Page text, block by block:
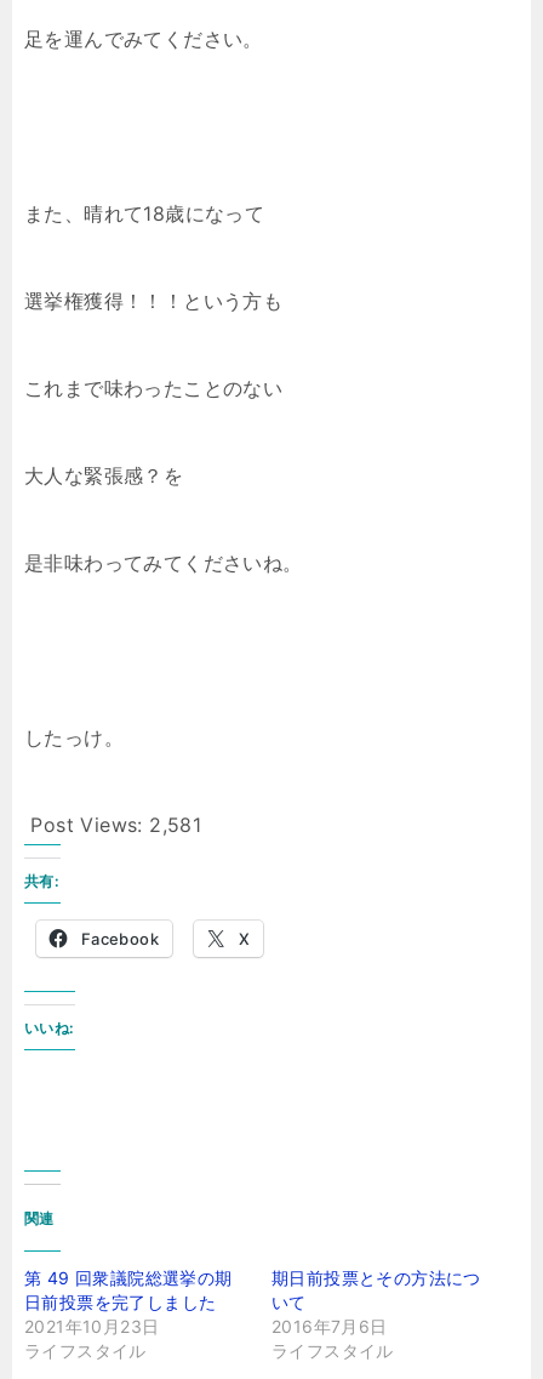
足を運んでみてください。
また、晴れて18歳になって
選挙権獲得！！！という方も
これまで味わったことのない
大人な緊張感？を
是非味わってみてくださいね。
したっけ。
Post Views: 2,581
共有:
Facebook X
いいね:
関連
第 49 回衆議院総選挙の期
日前投票を完了しました
2021年10月23日
ライフスタイル
期日前投票とその方法につ
いて
2016年7月6日
ライフスタイル